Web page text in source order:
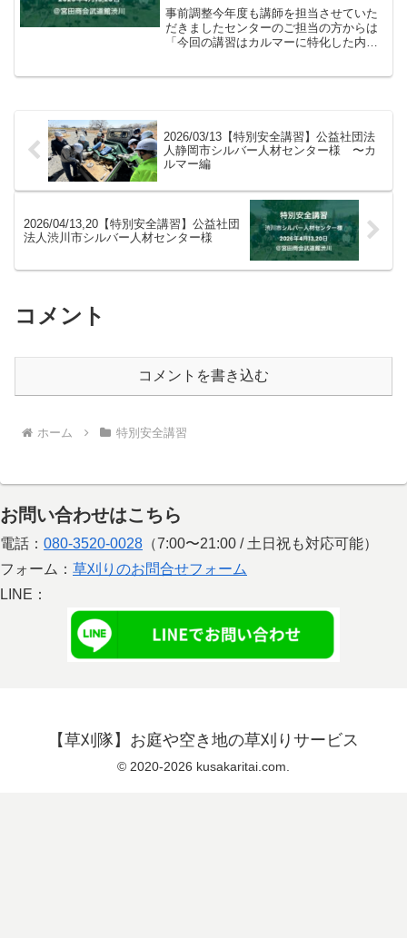
事前調整今年度も講師を担当させていた
だきましたセンターのご担当の方からは
「今回の講習はカルマーに特化した内容
2026/03/13【特別安全講習】公益社団法
人静岡市シルバー人材センター様 〜カ
ルマー編
2026/04/13,20【特別安全講習】公益社団
法人渋川市シルバー人材センター様
コメント
コメントを書き込む
ホーム 特別安全講習
お問い合わせはこちら
電話： 080-3520-0028 （7:00〜21:00 / 土日祝も対応可能）
フォーム： 草刈りのお問合せフォーム
LINE：
【草刈隊】お庭や空き地の草刈りサービス
© 2020-2026 kusakaritai.com.